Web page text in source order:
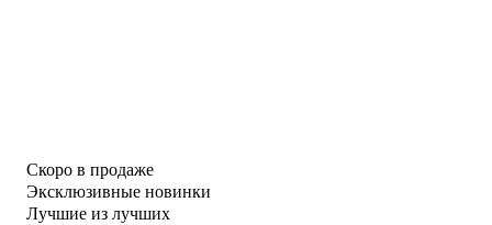
Скоро в продаже
Эксклюзивные новинки
Лучшие из лучших